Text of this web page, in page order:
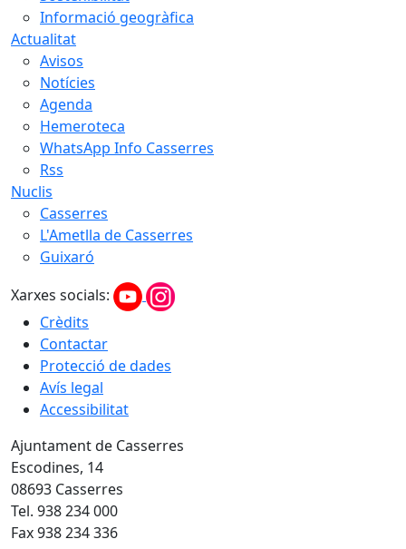
Informació geogràfica
Actualitat
Avisos
Notícies
Agenda
Hemeroteca
WhatsApp Info Casserres
Rss
Nuclis
Casserres
L'Ametlla de Casserres
Guixaró
Xarxes socials:
Crèdits
Contactar
Protecció de dades
Avís legal
Accessibilitat
Ajuntament de Casserres
Escodines, 14
08693 Casserres
Tel. 938 234 000
Fax 938 234 336